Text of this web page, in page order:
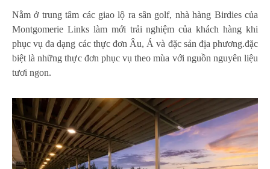
Nằm ở trung tâm các giao lộ ra sân golf, nhà hàng Birdies của
Montgomerie Links làm mới trải nghiệm của khách hàng khi
phục vụ đa dạng các thực đơn Âu, Á và đặc sản địa phương.đặc
biệt là những thực đơn phục vụ theo mùa với nguồn nguyên liệu
tươi ngon.